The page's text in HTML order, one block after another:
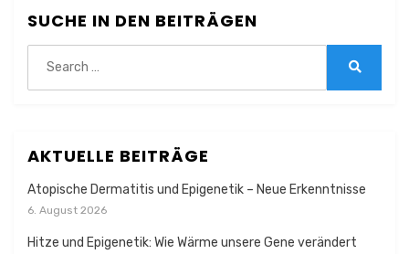
SUCHE IN DEN BEITRÄGEN
for:
AKTUELLE BEITRÄGE
Atopische Dermatitis und Epigenetik – Neue Erkenntnisse
6. August 2026
Hitze und Epigenetik: Wie Wärme unsere Gene verändert